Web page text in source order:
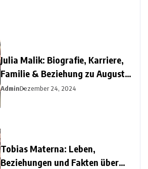
Julia Malik: Biografie, Karriere,
Familie & Beziehung zu August
Diehl
AdminDezember 24, 2024
Tobias Materna: Leben,
Beziehungen und Fakten über